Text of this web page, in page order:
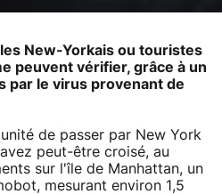
New-Yorkais ou touristes
peuvent vérifier, grâce à un
par le virus provenant de
de passer par New York
peut-être croisé, au
sur l'île de Manhattan, un
mesurant environ 1,5